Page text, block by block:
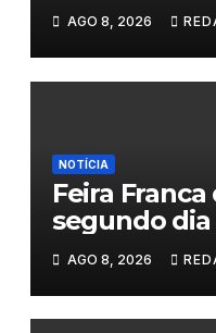
AGO 8, 2026
NOTÍCIA
Feira
segundo dia
AGO 8, 2026